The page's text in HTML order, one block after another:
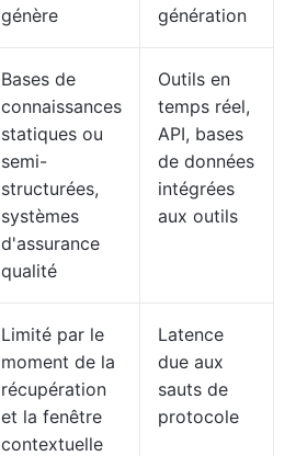
génère
génération
Bases de
connaissances
statiques ou
semi-
structurées,
systèmes
d'assurance
qualité
Outils en
temps réel,
API, bases
de données
intégrées
aux outils
Limité par le
moment de la
récupération
et la fenêtre
contextuelle
Latence
due aux
sauts de
protocole